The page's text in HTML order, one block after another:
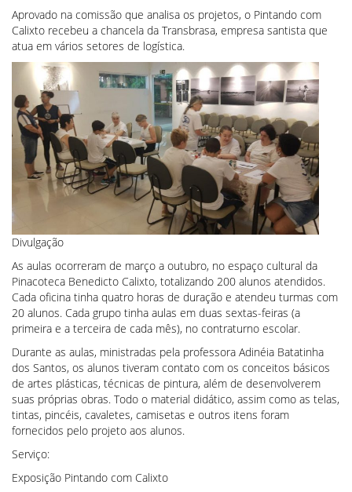
Aprovado na comissão que analisa os projetos, o Pintando com
Calixto recebeu a chancela da Transbrasa, empresa santista que
atua em vários setores de logística.
Divulgação
As aulas ocorreram de março a outubro, no espaço cultural da
Pinacoteca Benedicto Calixto, totalizando 200 alunos atendidos.
Cada oficina tinha quatro horas de duração e atendeu turmas com
20 alunos. Cada grupo tinha aulas em duas sextas-feiras (a
primeira e a terceira de cada mês), no contraturno escolar.
Durante as aulas, ministradas pela professora Adinéia Batatinha
dos Santos, os alunos tiveram contato com os conceitos básicos
de artes plásticas, técnicas de pintura, além de desenvolverem
suas próprias obras. Todo o material didático, assim como as telas,
tintas, pincéis, cavaletes, camisetas e outros itens foram
fornecidos pelo projeto aos alunos.
Serviço:
Exposição Pintando com Calixto